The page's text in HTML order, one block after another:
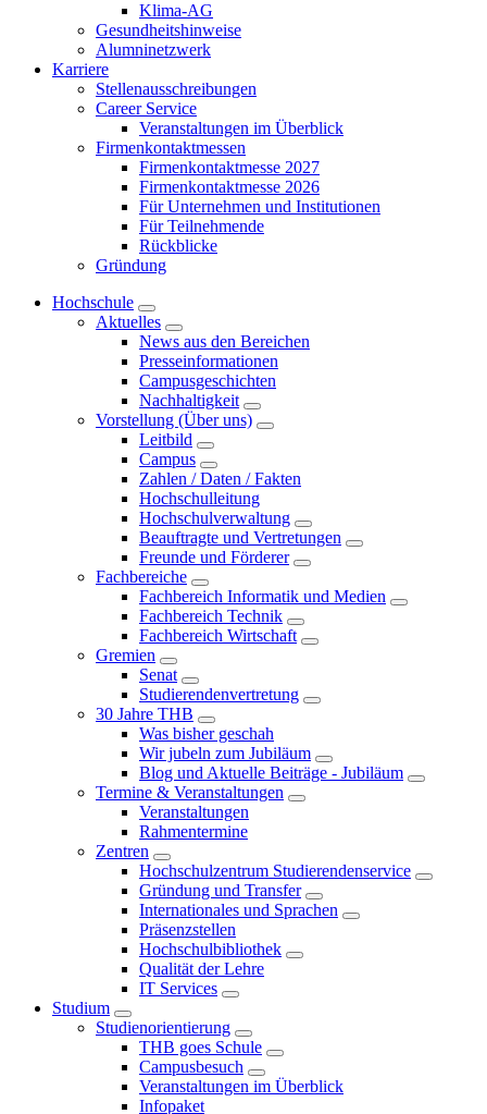
Klima-AG
Gesundheitshinweise
Alumninetzwerk
Karriere
Stellenausschreibungen
Career Service
Veranstaltungen im Überblick
Firmenkontaktmessen
Firmenkontaktmesse 2027
Firmenkontaktmesse 2026
Für Unternehmen und Institutionen
Für Teilnehmende
Rückblicke
Gründung
Hochschule
Aktuelles
News aus den Bereichen
Presseinformationen
Campusgeschichten
Nachhaltigkeit
Vorstellung (Über uns)
Leitbild
Campus
Zahlen / Daten / Fakten
Hochschulleitung
Hochschulverwaltung
Beauftragte und Vertretungen
Freunde und Förderer
Fachbereiche
Fachbereich Informatik und Medien
Fachbereich Technik
Fachbereich Wirtschaft
Gremien
Senat
Studierendenvertretung
30 Jahre THB
Was bisher geschah
Wir jubeln zum Jubiläum
Blog und Aktuelle Beiträge - Jubiläum
Termine & Veranstaltungen
Veranstaltungen
Rahmentermine
Zentren
Hochschulzentrum Studierendenservice
Gründung und Transfer
Internationales und Sprachen
Präsenzstellen
Hochschulbibliothek
Qualität der Lehre
IT Services
Studium
Studienorientierung
THB goes Schule
Campusbesuch
Veranstaltungen im Überblick
Infopaket